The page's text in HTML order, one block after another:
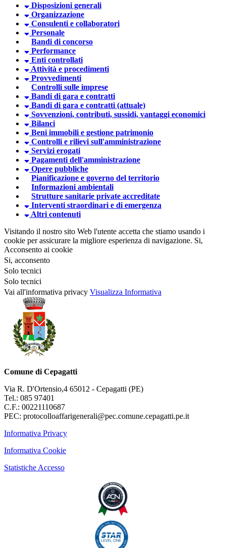
Disposizioni generali
Organizzazione
Consulenti e collaboratori
Personale
Bandi di concorso
Performance
Enti controllati
Attività e procedimenti
Provvedimenti
Controlli sulle imprese
Bandi di gara e contratti
Bandi di gara e contratti (attuale)
Sovvenzioni, contributi, sussidi, vantaggi economici
Bilanci
Beni immobili e gestione patrimonio
Controlli e rilievi sull'amministrazione
Servizi erogati
Pagamenti dell'amministrazione
Opere pubbliche
Pianificazione e governo del territorio
Informazioni ambientali
Strutture sanitarie private accreditate
Interventi straordinari e di emergenza
Altri contenuti
Visitando il nostro sito Web l'utente accetta che stiamo usando i
cookie per assicurare la migliore esperienza di navigazione. Si,
Acconsento ai cookie
Si, acconsento
Solo tecnici
Solo tecnici
Vai all'informativa privacy Visualizza Informativa
Comune di Cepagatti
Via R. D'Ortensio,4 65012 - Cepagatti (PE)
Tel.: 085 97401
C.F.: 00221110687
PEC: protocolloaffarigenerali@pec.comune.cepagatti.pe.it
Informativa Privacy
Informativa Cookie
Statistiche Accesso